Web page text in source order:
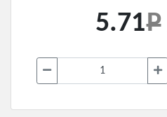
5.71